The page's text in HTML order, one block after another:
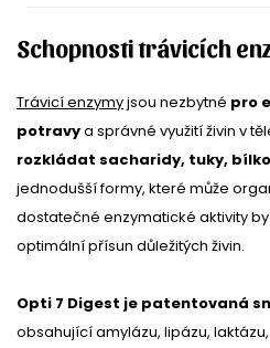
Schopnosti trávicích
Trávicí enzymyjsou nezbytné pro
potravya správné využití živin v
rozkládat sacharidy, tuky,
jednodušší formy, které může
dostatečné enzymatické aktivity
optimální přísun důležitých živin.
Opti 7 Digest je patentovaná
obsahující amylázu, lipázu,